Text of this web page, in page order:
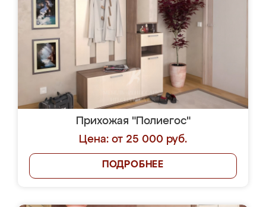
Прихожая "Полиегос"
Цена: от 25 000 руб.
ПОДРОБНЕЕ